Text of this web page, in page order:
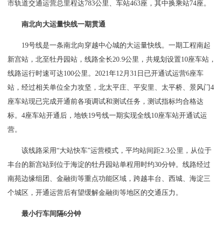
市轨道交通运营总里程达783公里、车站463座，其中换乘站74座。
南北向大运量快线一期贯通
19号线是一条南北向穿越中心城的大运量快线。一期工程南起
新宫站，北至牡丹园站，线路全长20.9公里，共规划设置10座车站，
线路运行时速可达100公里。2021年12月31日已开通试运营6座车
站，经过相关单位全力攻坚，北太平庄、平安里、太平桥、景风门4
座车站现已完成开通前各项调试和测试任务，测试指标均合格达
标。4座车站开通后，地铁19号线一期实现全线10座车站开通试运
营。
该线路采用“大站快车”运营模式，平均站间距2.3公里，从位于
丰台的新宫站到位于海淀的牡丹园站单程用时约30分钟。线路经过
南苑边缘组团、金融街等重点功能区域，跨越丰台、西城、海淀三
个城区，开通运营后有望缓解金融街等地区的交通压力。
最小行车间隔6分钟